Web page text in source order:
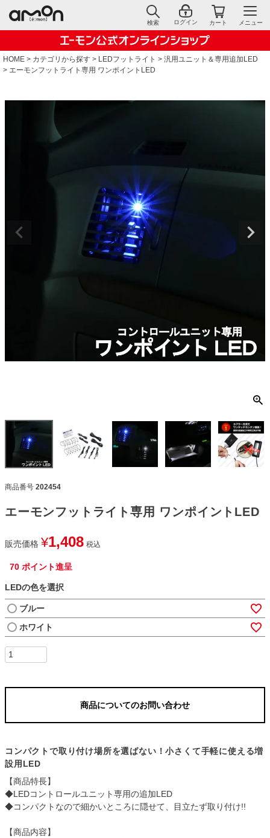
検索 ログイン カート メニュー
HOME カテゴリから探す LEDフットライト
汎用ユニット＆専用追加LED
エーモンフットライト専用 ワンポイントLED
商品番号 202454
エーモンフットライト専用 ワンポイントLED
販売価格 ¥1,408 税込
70 ポイント進呈
LEDの色を選択
ブルー
ホワイト
商品についてのお問い合わせ
コンパクトで取り付け場所を選ばない！小さくて手軽に使える増
設用LED
【商品特長】
◆LEDコントロールユニット専用の追加LED
◆コンパクトなので細かいところに隠せて、目立たず取り付け!!
【商品内容】